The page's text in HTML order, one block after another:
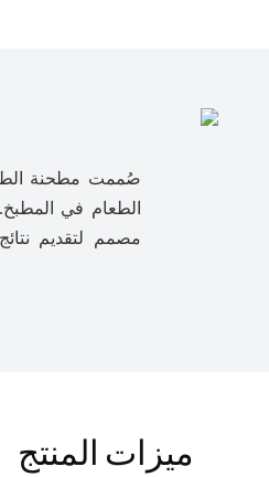
صُممت مطحنة
الطعام في
ميزات المنتج